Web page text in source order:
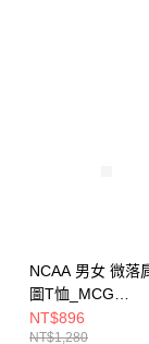
NCAA 男女 微落
圖T恤_MCG
7525100332
NT$896
NT$1,280